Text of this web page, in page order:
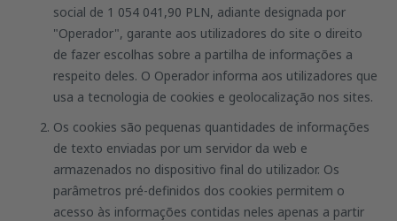
social de 1 054 041,90 PLN, adiante designada por
"Operador", garante aos utilizadores do site o direito
de fazer escolhas sobre a partilha de informações a
respeito deles. O Operador informa aos utilizadores que
usa a tecnologia de cookies e geolocalização nos sites.
Os cookies são pequenas quantidades de informações
de texto enviadas por um servidor da web e
armazenados no dispositivo final do utilizador. Os
parâmetros pré-definidos dos cookies permitem o
acesso às informações contidas neles apenas a partir